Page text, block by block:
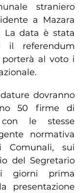
straniero
a Mazara
La data è stata
il referendum
al voto i
dovranno
50 firme di
con le stesse
normativa
Comunali, sui
del Segretario
giorni prima
presentazione